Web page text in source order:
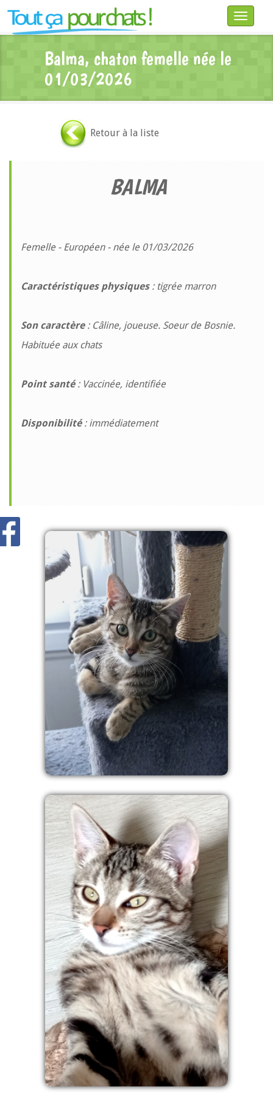
Toggle
Balma, chaton femelle née le
01/03/2026
Retour à la liste
BALMA
Femelle - Européen - née le 01/03/2026
Caractéristiques physiques: tigrée marron
Son caractère: Câline, joueuse. Soeur de Bosnie.
Habituée aux chats
Point santé: Vaccinée, identifiée
Disponibilité: immédiatement